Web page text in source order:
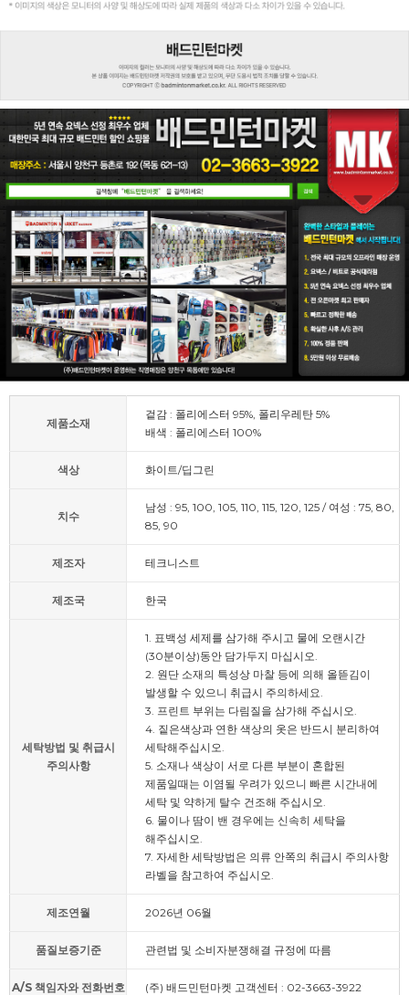
제품소재
겉감 : 폴리에스터 95%, 폴리우레탄 5%
배색 : 폴리에스터 100%
색상 화이트/딥그린
치수
남성 : 95, 100, 105, 110, 115, 120, 125 / 여성 : 75, 80,
85, 90
제조자 테크니스트
제조국 한국
세탁방법 및 취급시
주의사항
1. 표백성 세제를 삼가해 주시고 물에 오랜시간
(30분이상)동안 담가두지 마십시오.
2. 원단 소재의 특성상 마찰 등에 의해 올뜯김이
발생할 수 있으니 취급시 주의하세요.
3. 프린트 부위는 다림질을 삼가해 주십시오.
4. 짙은색상과 연한 색상의 옷은 반드시 분리하여
세탁해주십시오.
5. 소재나 색상이 서로 다른 부분이 혼합된
제품일때는 이염될 우려가 있으니 빠른 시간내에
세탁 및 약하게 탈수 건조해 주십시오.
6. 물이나 땀이 밴 경우에는 신속히 세탁을
해주십시오.
7. 자세한 세탁방법은 의류 안쪽의 취급시 주의사항
라벨을 참고하여 주십시오.
제조연월 2026년 06월
품질보증기준 관련법 및 소비자분쟁해결 규정에 따름
A/S 책임자와 전화번호 (주) 배드민턴마켓 고객센터 : 02-3663-3922